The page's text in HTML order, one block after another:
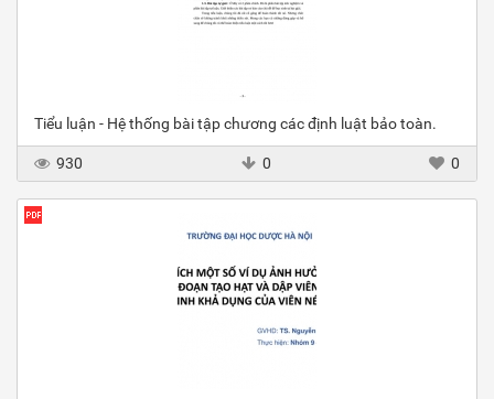
Tiểu luận - Hệ thống bài tập chương các định luật bảo toàn.
930 0 0